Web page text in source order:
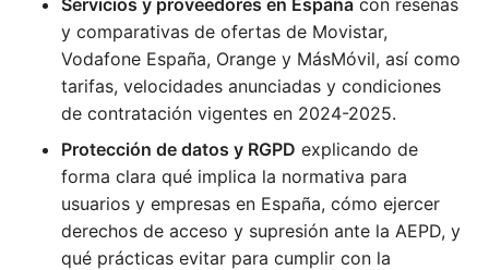
Servicios y proveedores en España con reseñas
y comparativas de ofertas de Movistar,
Vodafone España, Orange y MásMóvil, así como
tarifas, velocidades anunciadas y condiciones
de contratación vigentes en 2024-2025.
Protección de datos y RGPD explicando de
forma clara qué implica la normativa para
usuarios y empresas en España, cómo ejercer
derechos de acceso y supresión ante la AEPD, y
qué prácticas evitar para cumplir con la